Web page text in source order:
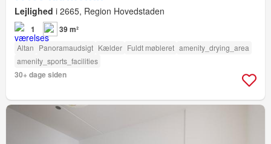
Lejlighed i 2665, Region Hovedstaden
1 39 m²
Altan Panoramaudsigt Kælder Fuldt møbleret amenity_drying_area
amenity_sports_facilities
30+ dage siden